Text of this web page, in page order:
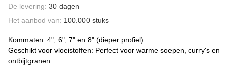
De levering: 30 dagen
Het aanbod van: 100.000 stuks
Kommaten: 4", 6", 7" en 8" (dieper profiel).
Geschikt voor vloeistoffen: Perfect voor warme soepen, curry's en
ontbijtgranen.